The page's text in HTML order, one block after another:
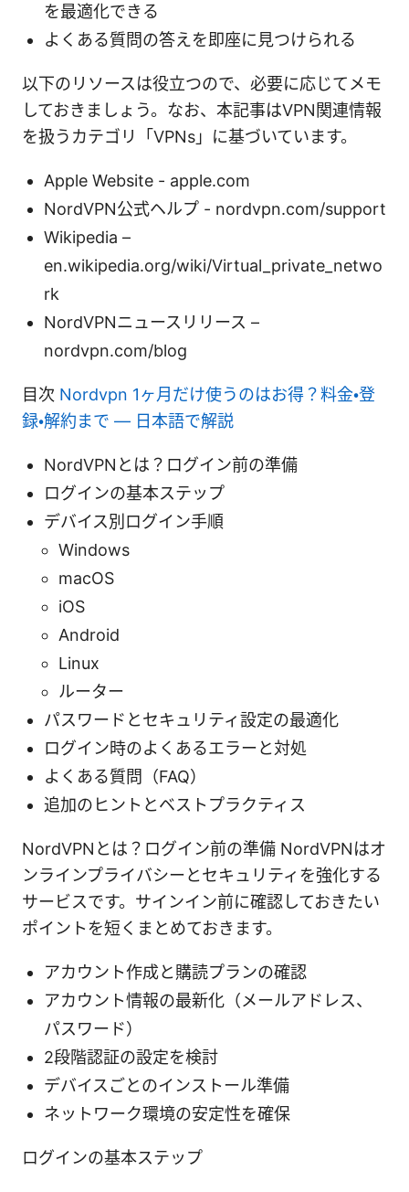
を最適化できる
よくある質問の答えを即座に見つけられる
以下のリソースは役立つので、必要に応じてメモ
しておきましょう。なお、本記事はVPN関連情報
を扱うカテゴリ「VPNs」に基づいています。
Apple Website - apple.com
NordVPN公式ヘルプ - nordvpn.com/support
Wikipedia –
en.wikipedia.org/wiki/Virtual_private_netwo
rk
NordVPNニュースリリース –
nordvpn.com/blog
目次 Nordvpn 1ヶ月だけ使うのはお得？料金・登
録・解約まで — 日本語で解説
NordVPNとは？ログイン前の準備
ログインの基本ステップ
デバイス別ログイン手順
Windows
macOS
iOS
Android
Linux
ルーター
パスワードとセキュリティ設定の最適化
ログイン時のよくあるエラーと対処
よくある質問（FAQ）
追加のヒントとベストプラクティス
NordVPNとは？ログイン前の準備 NordVPNはオ
ンラインプライバシーとセキュリティを強化する
サービスです。サインイン前に確認しておきたい
ポイントを短くまとめておきます。
アカウント作成と購読プランの確認
アカウント情報の最新化（メールアドレス、
パスワード）
2段階認証の設定を検討
デバイスごとのインストール準備
ネットワーク環境の安定性を確保
ログインの基本ステップ